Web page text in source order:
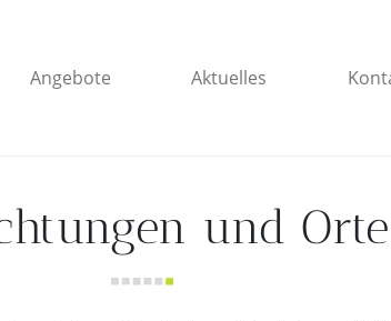
Angebote Aktuelles
und Orte